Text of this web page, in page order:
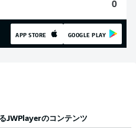
0
APP STORE GOOGLE PLAY
JWPlayerのコンテンツ